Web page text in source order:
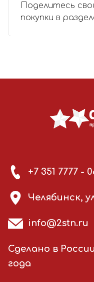
Поделитесь
покупки в
+7 351 7777 -
Челябинск,
info@2stn.ru
Сделано в
года